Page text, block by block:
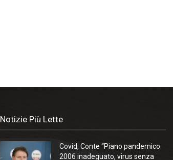
Notizie Più Lette
Covid, Conte “Piano pandemico
2006 inadeguato, virus senza